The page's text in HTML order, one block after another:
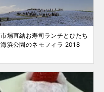
市場直結お寿司ランチとひたち
海浜公園のネモフィラ 2018